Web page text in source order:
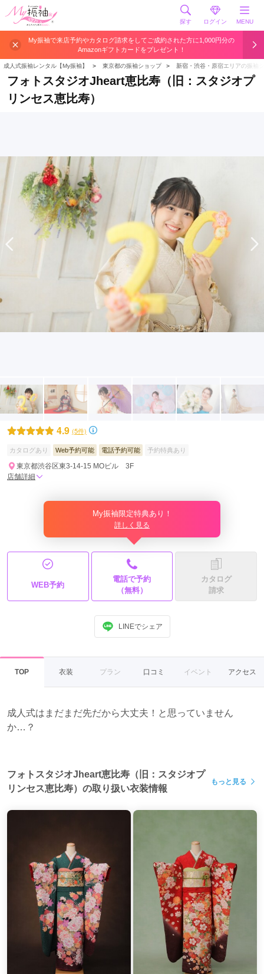
探す ログイン MENU
My振袖で来店予約やカタログ請求をしてご成約された方に1,000円分の
Amazonギフトカードをプレゼント！
成人式振袖レンタル【My振袖】 ＞ 東京都の振袖ショップ ＞ 新宿・渋谷・原宿エリアの振袖
フォトスタジオJheart恵比寿（旧：スタジオプ
リンセス恵比寿）
4.9 (5件)
カタログあり Web予約可能 電話予約可能 予約特典あり
東京都渋谷区東3-14-15 MOビル 3F
店舗詳細
My振袖限定特典あり！
詳しく見る
WEB予約
電話で予約
（無料）
カタログ
請求
LINEでシェア
TOP 衣装 プラン 口コミ イベント アクセス
成人式はまだまだ先だから大丈夫！と思っていません
か…？
フォトスタジオJheart恵比寿（旧：スタジオプ
リンセス恵比寿）の取り扱い衣装情報
もっと見る